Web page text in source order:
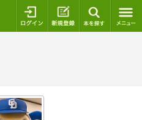
ログイン 新規登録